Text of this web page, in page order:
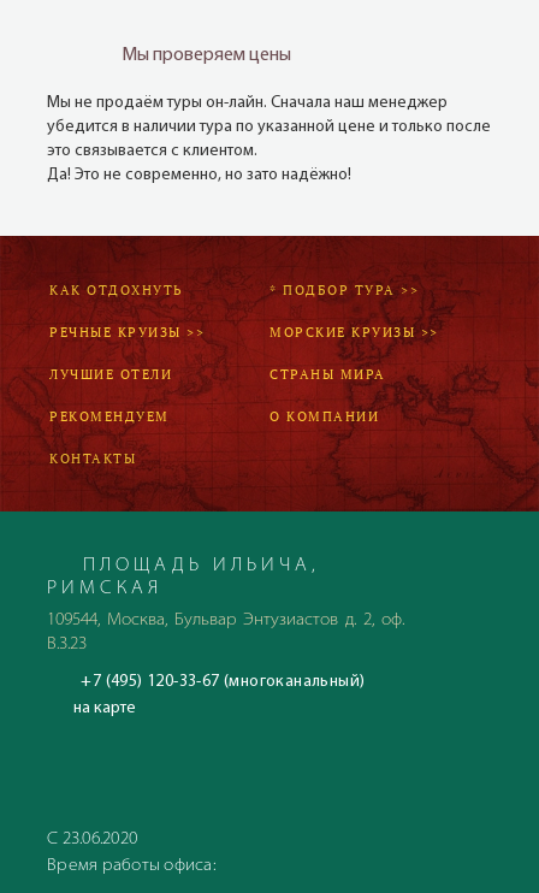
Мы проверяем цены
Мы не продаём туры он-лайн. Сначала наш менеджер
убедится в наличии тура по указанной цене и только после
это связывается с клиентом.
Да! Это не современно, но зато надёжно!
КАК ОТДОХНУТЬ * ПОДБОР ТУРА >>
РЕЧНЫЕ КРУИЗЫ >> МОРСКИЕ КРУИЗЫ >>
ЛУЧШИЕ ОТЕЛИ СТРАНЫ МИРА
РЕКОМЕНДУЕМ О КОМПАНИИ
КОНТАКТЫ
ПЛОЩАДЬ ИЛЬИЧА,
РИМСКАЯ
109544, Москва, Бульвар Энтузиастов д. 2, оф.
В.3.23
+7 (495) 120-33-67 (многоканальный)
на карте
С 23.06.2020
Время работы офиса: